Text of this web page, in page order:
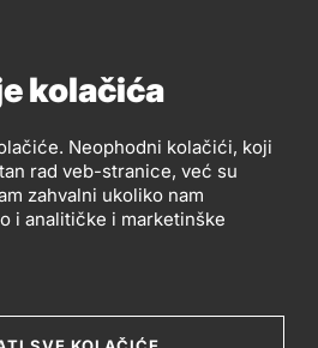
kolačića
Neophodni kolačići, koji
rad veb-stranice, već su
zahvalni ukoliko nam
i analitičke i marketinške
(Zemun), Srbija